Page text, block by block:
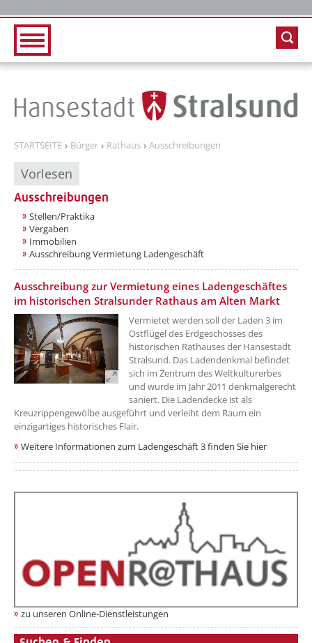
STARTSEITE Bürger Rathaus Ausschreibungen
Vorlesen
Ausschreibungen
Stellen/Praktika
Vergaben
Immobilien
Ausschreibung Vermietung Ladengeschäft
??? absaetzeUnten[1]/titel ???
Ausschreibung zur Vermietung eines Ladengeschäftes
im historischen Stralsunder Rathaus am Alten Markt
Vermietet werden soll der Laden 3 im
Ostflügel des Erdgeschosses des
historischen Rathauses der Hansestadt
Stralsund. Das Ladendenkmal befindet
sich im Zentrum des Weltkulturerbes
und wurde im Jahr 2011 denkmalgerecht
saniert. Die Ladendecke ist als
Kreuzrippengewölbe ausgeführt und verleiht dem Raum ein
einzigartiges historisches Flair.
Weitere Informationen zum Ladengeschäft 3 finden Sie hier
zu unseren Online-Dienstleistungen